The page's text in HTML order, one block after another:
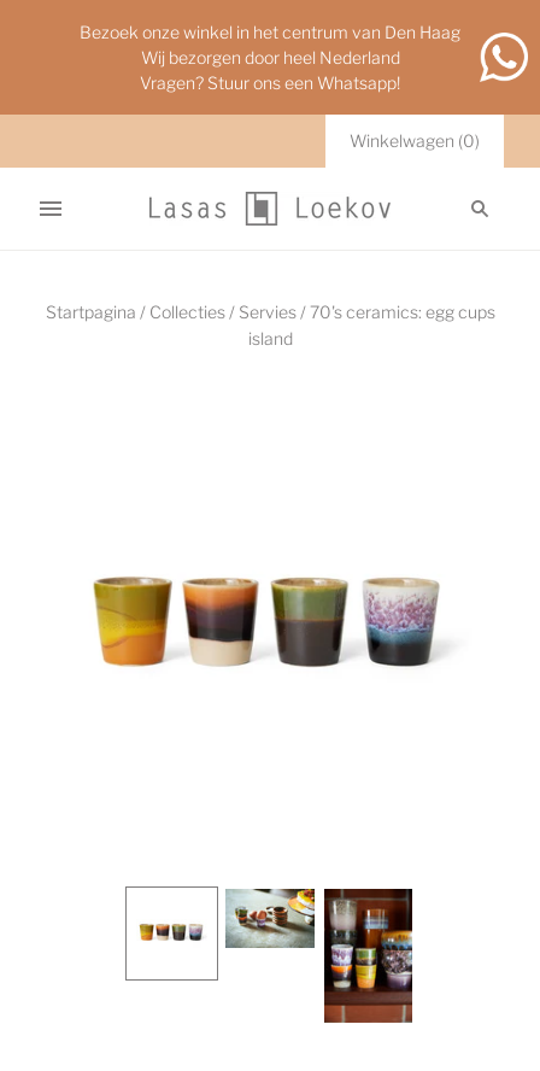
Bezoek onze winkel in het centrum van Den Haag
Wij bezorgen door heel Nederland
Vragen? Stuur ons een Whatsapp!
Winkelwagen (0)
Startpagina / Collecties / Servies / 70's ceramics: egg cups
island